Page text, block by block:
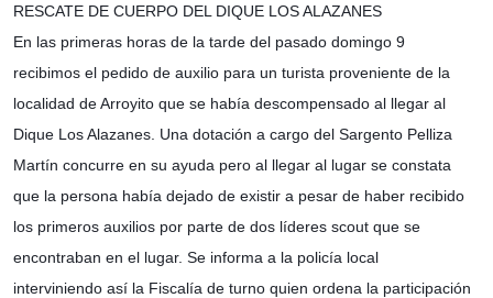
RESCATE DE CUERPO DEL DIQUE LOS ALAZANES
En las primeras horas de la tarde del pasado domingo 9
recibimos el pedido de auxilio para un turista proveniente de la
localidad de Arroyito que se había descompensado al llegar al
Dique Los Alazanes. Una dotación a cargo del Sargento Pelliza
Martín concurre en su ayuda pero al llegar al lugar se constata
que la persona había dejado de existir a pesar de haber recibido
los primeros auxilios por parte de dos líderes scout que se
encontraban en el lugar. Se informa a la policía local
interviniendo así la Fiscalía de turno quien ordena la participación